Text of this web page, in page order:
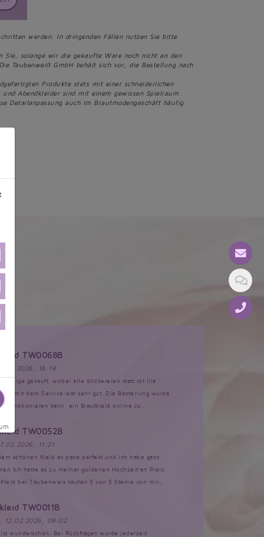
werden. In dringenden Fällen nutzen Sie bitte
Sie, solange wir die gekaufte Ware noch nicht an den
Taubenweiß GmbH behält sich vor, die Bestellung nach
Produkte stets mit einer schneiderlichen
Abendkleider sind mit einem gewissen Spielraum
Detailanpassung auch im Brautmodengeschäft häufig
TW0068B
16:14
Anzeige gekauft, wobei alle Stickereien statt rot lila
mit dem Service war sehr gut. Die Bestellung wurde
funktionieren kann, ein Brautkleid online zu...
TW0052B
11:21
schönen Kleid es passt perfekt und ich habe ganz
Ich hatte es zu meiner goldenen Hochzeit an Preis
bei Taubenweis kaufen 5 von 5 Sterne von mir...
TW0011B
12.02.2026, 09:02
wunderschön. Bei Rückfragen wurde jederzeit